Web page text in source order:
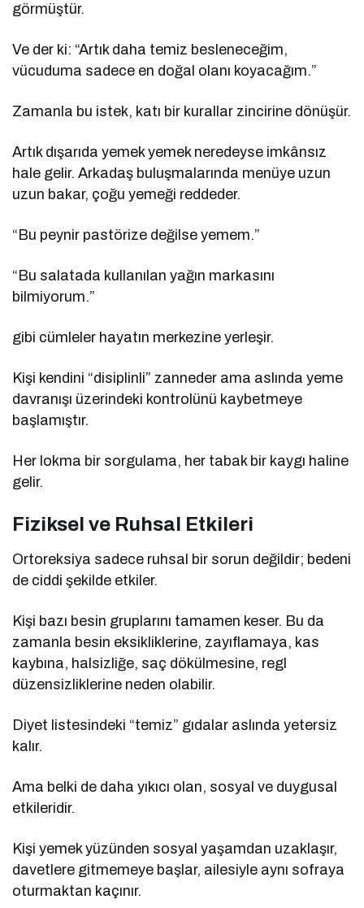
görmüştür.
Ve der ki: “Artık daha temiz besleneceğim,
vücuduma sadece en doğal olanı koyacağım.”
Zamanla bu istek, katı bir kurallar zincirine dönüşür.
Artık dışarıda yemek yemek neredeyse imkânsız
hale gelir. Arkadaş buluşmalarında menüye uzun
uzun bakar, çoğu yemeği reddeder.
“Bu peynir pastörize değilse yemem.”
“Bu salatada kullanılan yağın markasını
bilmiyorum.”
gibi cümleler hayatın merkezine yerleşir.
Kişi kendini “disiplinli” zanneder ama aslında yeme
davranışı üzerindeki kontrolünü kaybetmeye
başlamıştır.
Her lokma bir sorgulama, her tabak bir kaygı haline
gelir.
Fiziksel ve Ruhsal Etkileri
Ortoreksiya sadece ruhsal bir sorun değildir; bedeni
de ciddi şekilde etkiler.
Kişi bazı besin gruplarını tamamen keser. Bu da
zamanla besin eksikliklerine, zayıflamaya, kas
kaybına, halsizliğe, saç dökülmesine, regl
düzensizliklerine neden olabilir.
Diyet listesindeki “temiz” gıdalar aslında yetersiz
kalır.
Ama belki de daha yıkıcı olan, sosyal ve duygusal
etkileridir.
Kişi yemek yüzünden sosyal yaşamdan uzaklaşır,
davetlere gitmemeye başlar, ailesiyle aynı sofraya
oturmaktan kaçınır.